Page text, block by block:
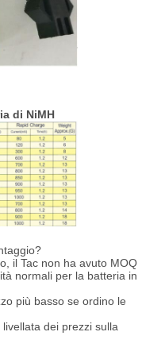
di NiMH
il Tac non ha avuto MOQ
normali per la batteria in
più basso se ordino le
dei prezzi sulla